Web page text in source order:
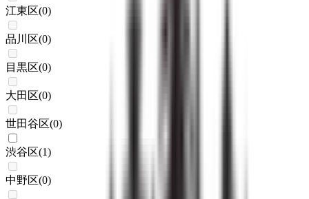
江東区(0)
品川区(0)
目黒区(0)
大田区(0)
世田谷区(0)
渋谷区(1)
中野区(0)